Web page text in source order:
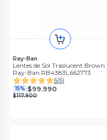
Ray-Ban
Lentes de Sol Traslucent Brown
Ray-Ban RB4383L662773
5(5)
15% $99.990
$117.900